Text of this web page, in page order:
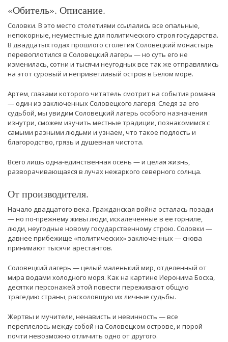
«Обитель». Описание.
Соловки. В это место столетиями ссылались все опальные,
непокорные, неуместные для политического строя государства.
В двадцатых годах прошлого столетия Соловецкий монастырь
перевоплотился в Соловецкий лагерь — но суть его не
изменилась, сотни и тысячи неугодных все так же отправлялись
на этот суровый и неприветливый остров в Белом море.
Артем, глазами которого читатель смотрит на события романа
— один из заключенных Соловецкого лагеря. Следя за его
судьбой, мы увидим Соловецкий лагерь особого назначения
изнутри, сможем изучить местные традиции, познакомимся с
самыми разными людьми и узнаем, что такое подлость и
благородство, грязь и душевная чистота.
Всего лишь одна-единственная осень — и целая жизнь,
разворачивающаяся в лучах нежаркого северного солнца.
От производителя.
Начало двадцатого века. Гражданская война осталась позади
— но по-прежнему живы люди, искалеченные в ее горниле,
люди, неугодные новому государственному строю. Соловки —
давнее прибежище «политических» заключенных — снова
принимают тысячи арестантов.
Соловецкий лагерь — целый маленький мир, отделенный от
мира водами холодного моря. Как на картине Иеронима Босха,
десятки персонажей этой повести переживают общую
трагедию страны, расколовшую их личные судьбы.
Жертвы и мучители, ненависть и невинность — все
переплелось между собой на Соловецком острове, и порой
почти невозможно отличить одно от другого.